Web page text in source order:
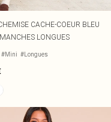
CACHE-COEUR BLEU
LONGUES
#Mini #Longues